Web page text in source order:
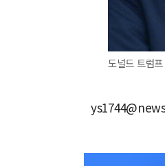
도널드 트럼